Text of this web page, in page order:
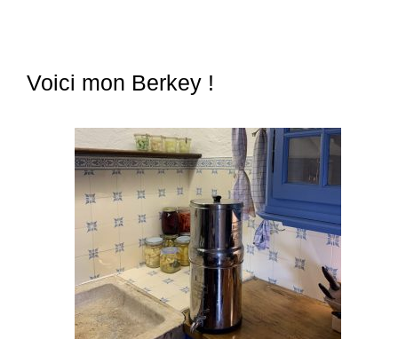
Voici mon Berkey !